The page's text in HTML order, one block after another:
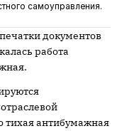
самоуправления.
документов
работа
тихая антибумажная